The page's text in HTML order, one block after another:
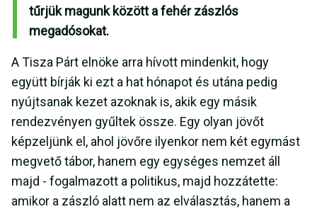
tűrjük magunk között a fehér zászlós
megadósokat.
A Tisza Párt elnöke arra hívott mindenkit, hogy
együtt bírják ki ezt a hat hónapot és utána pedig
nyújtsanak kezet azoknak is, akik egy másik
rendezvényen gyűltek össze. Egy olyan jövőt
képzeljünk el, ahol jövőre ilyenkor nem két egymást
megvető tábor, hanem egy egységes nemzet áll
majd - fogalmazott a politikus, majd hozzátette:
amikor a zászló alatt nem az elválasztás, hanem a